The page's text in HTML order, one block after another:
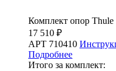
Комплект опор
17 510 ₽
АРТ 710410
Подробнее
Итого за комплект: